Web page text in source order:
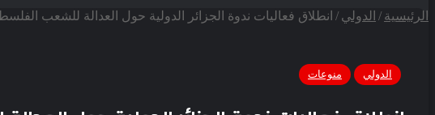
الرئيسية / الدولي / انطلاق فعاليات ندوة الجزائر الدولية حول العدالة للشعب
الدولي منوعات